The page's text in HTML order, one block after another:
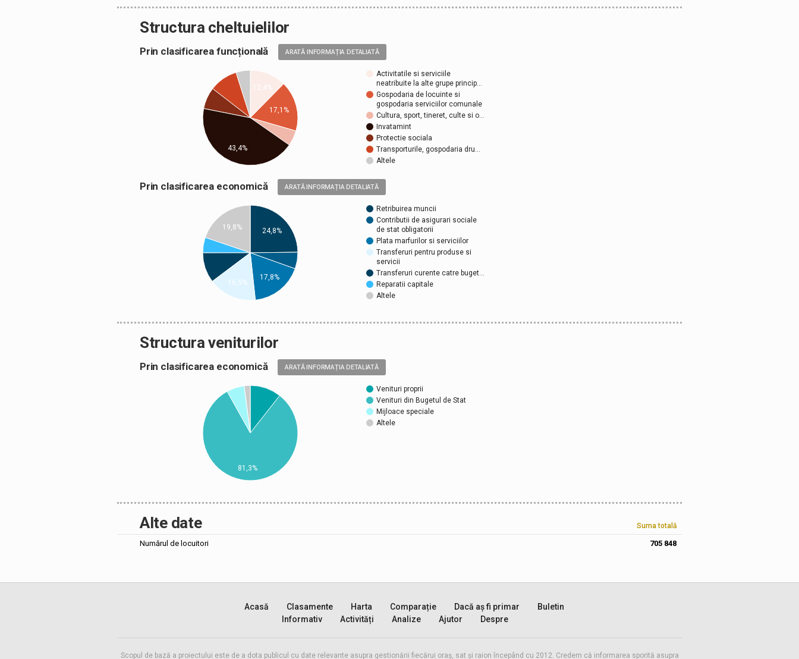
Structura cheltuielilor
Prin clasificarea funcțională ARATĂ INFORMAȚIA DETALIATĂ
Activitatile si serviciile
neatribuite la alte grupe princip…
Gospodaria de locuinte si
gospodaria serviciilor comunale
Cultura, sport, tineret, culte si o…
Invatamint
Protectie sociala
Transporturile, gospodaria dru…
Altele
17,1%
43,4%
Prin clasificarea economică ARATĂ INFORMAȚIA DETALIATĂ
Retribuirea muncii
Contributii de asigurari sociale
de stat obligatorii
Plata marfurilor si serviciilor
Transferuri pentru produse si
servicii
Transferuri curente catre buget…
Reparatii capitale
Altele
24,8%
17,8%
19,8%
16,5%
Structura veniturilor
Prin clasificarea economică ARATĂ INFORMAȚIA DETALIATĂ
Venituri proprii
Venituri din Bugetul de Stat
Mijloace speciale
Altele
81,3%
Alte date Suma totală
Numărul de locuitori 705 848
Acasă Clasamente Harta Comparație Dacă aș fi primar
Buletin
Informativ
Activități Analize Ajutor Despre
Scopul de bază a proiectului este de a dota publicul cu date relevante asupra gestionării fiecărui oraș, sat și raion începând cu 2012. Credem că informarea sporită asupra